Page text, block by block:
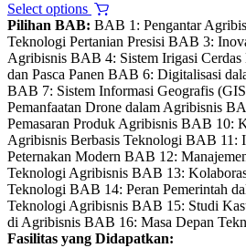
Select options
product
has
multiple
variants.
The
options
may
be
chosen
on
the
product
page
Pilihan BAB: BAB 1: Pengantar
Teknologi Pertanian Presisi BAB 3:
Agribisnis BAB 4: Sistem Irigasi
dan Pasca Panen BAB 6: Digitalisasi
BAB 7: Sistem Informasi Geografis
Pemanfaatan Drone dalam Agribisnis
Pemasaran Produk Agribisnis BAB 10:
Agribisnis Berbasis Teknologi BAB 11:
Peternakan Modern BAB 12:
Teknologi Agribisnis BAB 13:
Teknologi BAB 14: Peran Pemerintah
Teknologi Agribisnis BAB 15: Studi
di Agribisnis BAB 16: Masa Depan
Fasilitas yang Didapatkan: